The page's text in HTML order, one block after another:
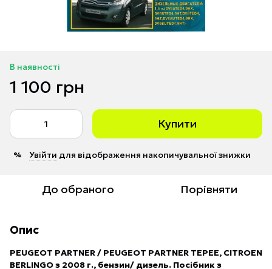
В наявності
1 100 грн
Купити
% Увійти для відображення накопичувальної знижки
До обраного Порівняти
Опис
PEUGEOT PARTNER / PEUGEOT PARTNER TEPEE, CITROEN
BERLINGOз 2008 г., бензин/ дизель. Посібник з